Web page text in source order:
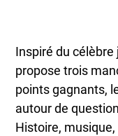
Inspiré du
propose trois
points gagnants,
autour de
Histoire,